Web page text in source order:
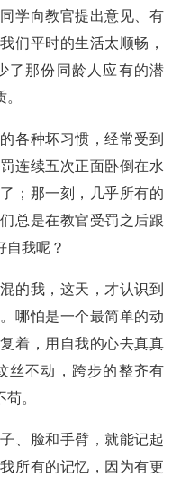
学向教官提出意见、有
们平时的生活太顺畅，
了那份同龄人应有的潜
各种坏习惯，经常受到
连续五次正面卧倒在水
；那一刻，几乎所有的
总是在教官受罚之后跟
自我呢？
的我，这天，才认识到
哪怕是一个最简单的动
着，用自我的心去真真
丝不动，跨步的整齐有
。
、脸和手臂，就能记起
所有的记忆，因为有更